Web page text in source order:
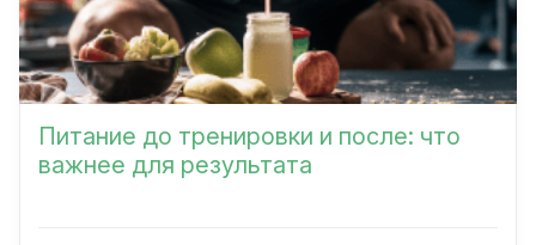
Питание до тренировки и после: что
важнее для результата